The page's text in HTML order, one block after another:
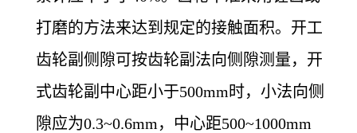
打磨的方法来达到规定的接触面积。开工
齿轮副侧隙可按齿轮副法向侧隙测量，开
式齿轮副中心距小于500mm时，小法向侧
隙应为0.3~0.6mm，中心距500~1000mm